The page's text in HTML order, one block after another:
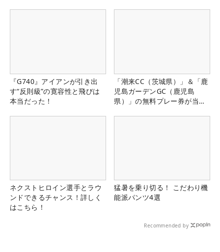
『G740』アイアンが引き出
す“反則級”の寛容性と飛びは
本当だった！
「潮来CC（茨城県）」＆「鹿
児島ガーデンGC（鹿児島
県）」の無料プレー券が当た
ネクストヒロイン選手とラウ
ンドできるチャンス！詳しく
はこちら！
猛暑を乗り切る！ こだわり機
能派パンツ4選
Recommended by